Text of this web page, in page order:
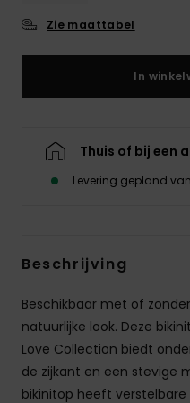
Zie maattabel
In
Thuis of bij een
Levering gepland
Beschrijving
Beschikbaar met of
natuurlijke look. Deze
Love Collection biedt
de zijkant en een stevige
bikinitop heeft